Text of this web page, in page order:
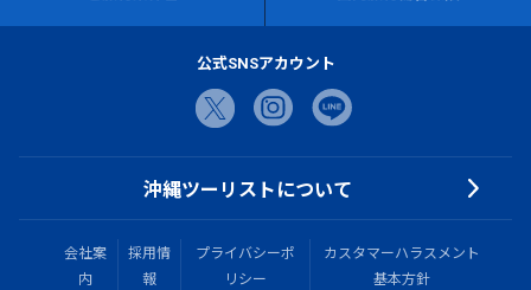
公式SNSアカウント
沖縄ツーリストについて
会社案
内
採用情
報
プライバシーポ
リシー
カスタマーハラスメント
基本方針